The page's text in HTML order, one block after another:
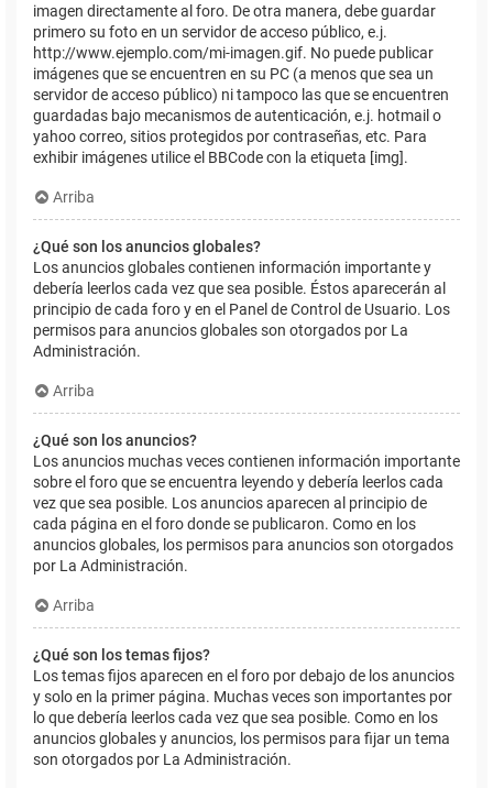
imagen directamente al foro. De otra manera, debe guardar
primero su foto en un servidor de acceso público, e.j.
http://www.ejemplo.com/mi-imagen.gif. No puede publicar
imágenes que se encuentren en su PC (a menos que sea un
servidor de acceso público) ni tampoco las que se encuentren
guardadas bajo mecanismos de autenticación, e.j. hotmail o
yahoo correo, sitios protegidos por contraseñas, etc. Para
exhibir imágenes utilice el BBCode con la etiqueta [img].
Arriba
¿Qué son los anuncios globales?
Los anuncios globales contienen información importante y
debería leerlos cada vez que sea posible. Éstos aparecerán al
principio de cada foro y en el Panel de Control de Usuario. Los
permisos para anuncios globales son otorgados por La
Administración.
Arriba
¿Qué son los anuncios?
Los anuncios muchas veces contienen información importante
sobre el foro que se encuentra leyendo y debería leerlos cada
vez que sea posible. Los anuncios aparecen al principio de
cada página en el foro donde se publicaron. Como en los
anuncios globales, los permisos para anuncios son otorgados
por La Administración.
Arriba
¿Qué son los temas fijos?
Los temas fijos aparecen en el foro por debajo de los anuncios
y solo en la primer página. Muchas veces son importantes por
lo que debería leerlos cada vez que sea posible. Como en los
anuncios globales y anuncios, los permisos para fijar un tema
son otorgados por La Administración.